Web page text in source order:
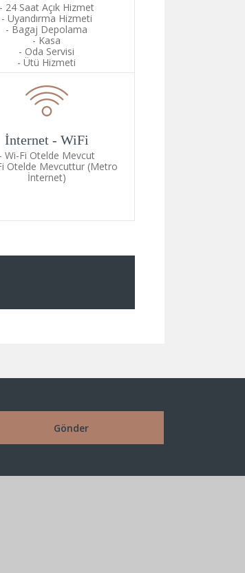
24 Saat Açık Hizmet
Uyandırma Hizmeti
Bagaj Depolama
Kasa
Oda Servisi
Ütü Hizmeti
İnternet - WiFi
Wi-Fi Otelde Mevcut
Otelde Mevcuttur (Metro
İnternet)